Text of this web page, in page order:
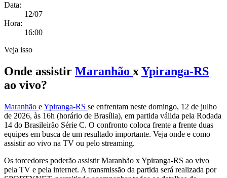
Data:
12/07
Hora:
16:00
Veja isso
Onde assistir Maranhão xYpiranga-RS
ao vivo?
Maranhão eYpiranga-RS se enfrentam neste domingo, 12 de julho
de 2026, às 16h (horário de Brasília), em partida válida pela Rodada
14 do Brasileirão Série C. O confronto coloca frente a frente duas
equipes em busca de um resultado importante. Veja onde e como
assistir ao vivo na TV ou pelo streaming.
Os torcedores poderão assistir Maranhão x Ypiranga-RS ao vivo
pela TV e pela internet. A transmissão da partida será realizada por